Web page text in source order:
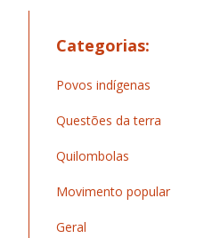
Categorias:
Povos indígenas
Questões da terra
Quilombolas
Movimento popular
Geral